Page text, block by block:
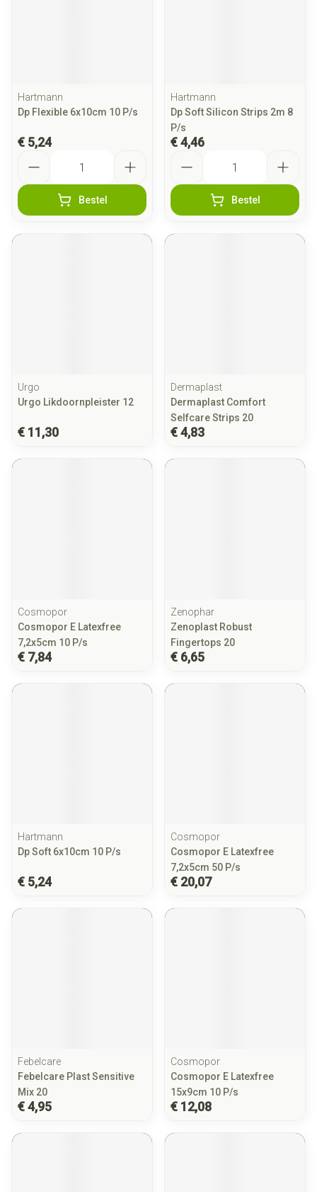
Hartmann
Dp Flexible 6x10cm 10 P/s
€ 5,24
Bestel
Hartmann
Dp Soft Silicon Strips 2m 8
P/s
€ 4,46
Bestel
Urgo
Urgo Likdoornpleister 12
€ 11,30
Dermaplast
Dermaplast Comfort
Selfcare Strips 20
€ 4,83
Cosmopor
Cosmopor E Latexfree
7,2x5cm 10 P/s
€ 7,84
Zenophar
Zenoplast Robust
Fingertops 20
€ 6,65
Hartmann
Dp Soft 6x10cm 10 P/s
€ 5,24
Cosmopor
Cosmopor E Latexfree
7,2x5cm 50 P/s
€ 20,07
Febelcare
Febelcare Plast Sensitive
Mix 20
€ 4,95
Cosmopor
Cosmopor E Latexfree
15x9cm 10 P/s
€ 12,08